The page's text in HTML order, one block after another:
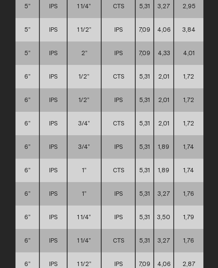
5” IPS 1 1/4” CTS 5,31 3,27 2,95
5” IPS 1 1/2” IPS 7,09 4,06 3,84
5” IPS 2” IPS 7,09 4,33 4,01
6” IPS 1/2” CTS 5,31 2,01 1,72
6” IPS 1/2” IPS 5,31 2,01 1,72
6” IPS 3/4” CTS 5,31 2,01 1,72
6” IPS 3/4” IPS 5,31 1,89 1,74
6” IPS 1” CTS 5,31 1,89 1,74
6” IPS 1” IPS 5,31 3,27 1,76
6” IPS 1 1/4” IPS 5,31 3,50 1,79
6” IPS 1 1/4” CTS 5,31 3,27 1,76
6” IPS 1 1/2” IPS 7,09 4,06 2,87